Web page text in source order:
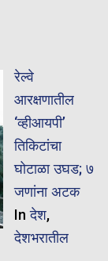
रेल्वे
आरक्षणातील
‘व्हीआयपी’
तिकिटांचा
घोटाळा उघड; ७
जणांना अटक
Inदेश,
देशभरातील